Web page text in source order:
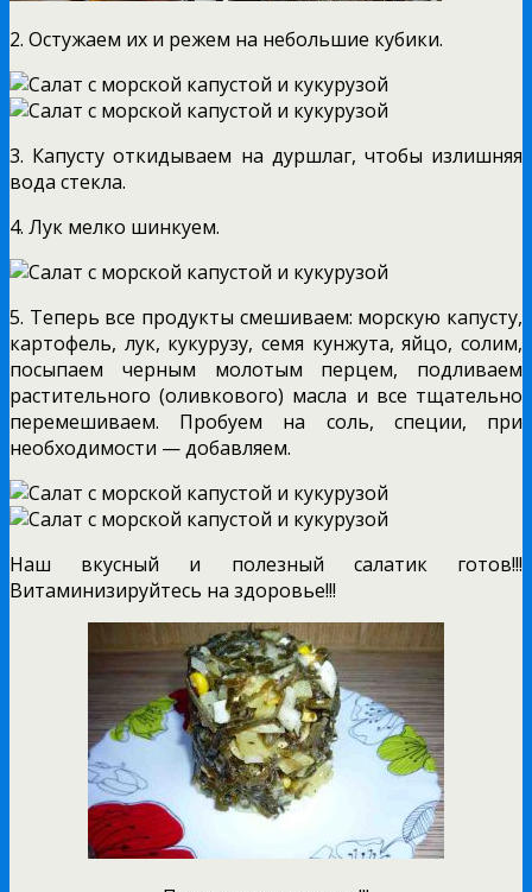
2. Остужаем их и режем на небольшие кубики.
3. Капусту откидываем на дуршлаг, чтобы излишняя
вода стекла.
4. Лук мелко шинкуем.
5. Теперь все продукты смешиваем: морскую капусту,
картофель, лук, кукурузу, семя кунжута, яйцо, солим,
посыпаем черным молотым перцем, подливаем
растительного (оливкового) масла и все тщательно
перемешиваем. Пробуем на соль, специи, при
необходимости — добавляем.
Наш вкусный и полезный салатик готов!!!
Витаминизируйтесь на здоровье!!!